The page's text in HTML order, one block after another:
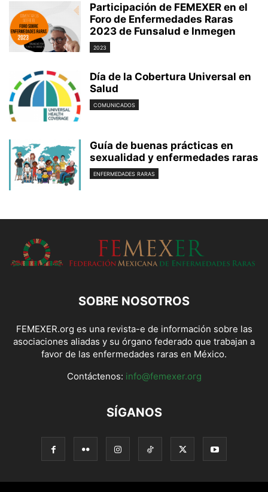
Participación de FEMEXER en el
Foro de Enfermedades Raras
2023 de Funsalud e Inmegen
2023
Día de la Cobertura Universal en
Salud
COMUNICADOS
Guía de buenas prácticas en
sexualidad y enfermedades raras
ENFERMEDADES RARAS
SOBRE NOSOTROS
FEMEXER.org es una revista-e de información sobre las
asociaciones aliadas y su órgano federado que trabajan a
favor de las enfermedades raras en México.
Contáctenos: info@femexer.org
SÍGANOS